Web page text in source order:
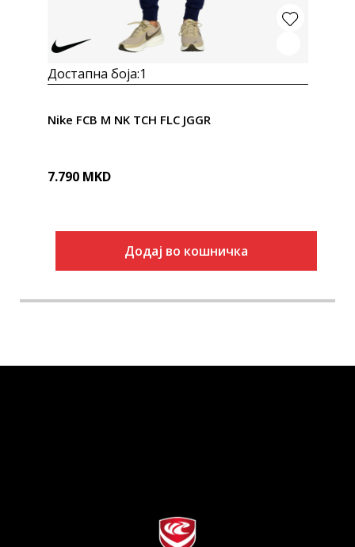
Достапна боја:1
Nike FCB M NK TCH FLC JGGR
7.790 MKD
Додај во кошничка